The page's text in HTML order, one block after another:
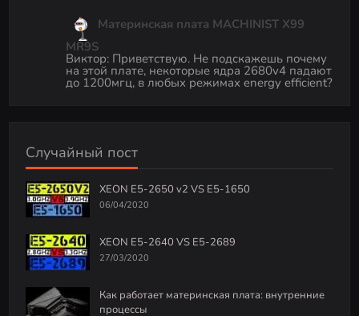
Материнская плата MACHINIST X99
MR9S
Виктор: Приветствую. Не подскажешь почему
на этой плате, некоторые ядра 2680v4 падают
до 1200мгц, в любых режимах energy efficient?
Случайный пост
XEON E5-2650 v2 VS E5-1650
06/04/2020
XEON E5-2640 VS E5-2689
27/03/2020
Как работает материнская плата: внутренние
процессы